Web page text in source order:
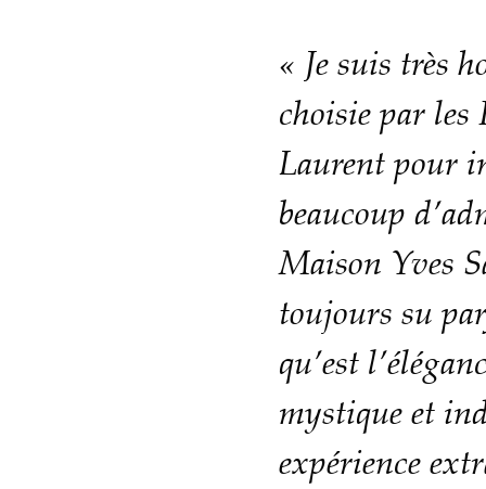
« Je suis très
choisie par les
Laurent pour
beaucoup
Maison Yves
toujours su
qu’est
mystique et
expérience